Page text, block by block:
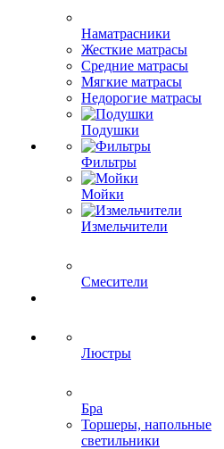
Наматрасники
Жесткие матрасы
Средние матрасы
Мягкие матрасы
Недорогие матрасы
Подушки
Фильтры
Мойки
Измельчители
Смесители
Люстры
Бра
Торшеры, напольные
светильники